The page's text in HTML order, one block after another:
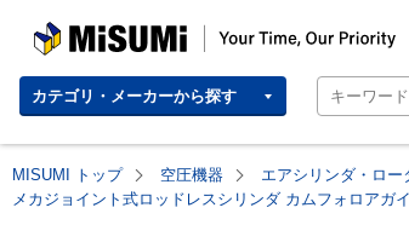
MISUMI | Your Time, Our Priority
カテゴリ・メーカーから探す
MISUMI トップ 空圧機器 エアシリンダ・ロー
メカジョイント式ロッドレスシリンダ カムフォロアガ